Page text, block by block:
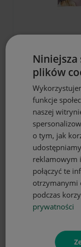
Zasłona
plików
funkcje
naszej
o tym, jak
reklamowym
połączyć te
otrzymanymi
podczas
prywatności